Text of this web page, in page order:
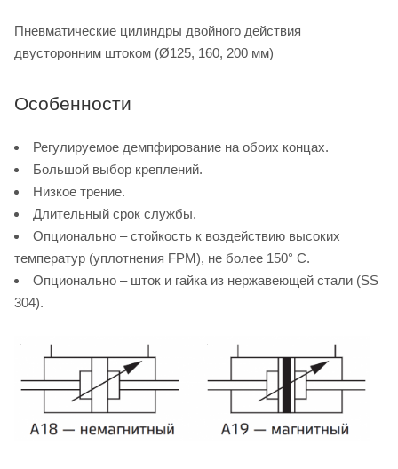
Пневматические цилиндры двойного действия
двусторонним штоком (Ø125, 160, 200 мм)
Особенности
Регулируемое демпфирование на обоих концах.
Большой выбор креплений.
Низкое трение.
Длительный срок службы.
Опционально – стойкость к воздействию высоких
температур (уплотнения FPM), не более 150° C.
Опционально – шток и гайка из нержавеющей стали (SS
304).